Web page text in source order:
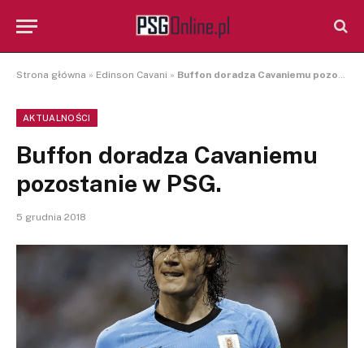
Strona główna » Edinson Cavani » Buffon doradza Cavaniemu pozostanie w PSG.
AKTUALNOŚCI
Buffon doradza Cavaniemu
pozostanie w PSG.
5 grudnia 2018